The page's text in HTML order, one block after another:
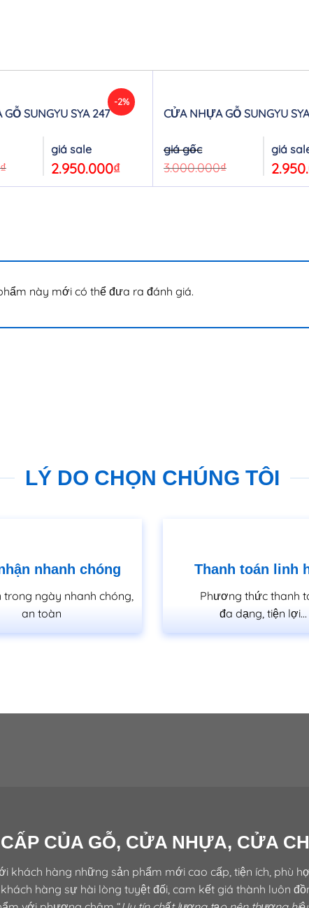
-2%
SUNGYU SYA 247
₫
Original
price
was:
3.000.000₫.
2.950.000₫
price
2.950.000₫.
CỬA NHỰA GỖ SUNGYU
3.000.000₫
Original
price
was:
này mới có thể đưa ra đánh giá.
LÝ DO CHỌN CHÚNG TÔI
nhanh chóng
trong ngày nhanh chóng,
an toàn
Thanh toán linh
Phương thức thanh
đa dạng, tiện lợi…
CỦA GỖ, CỬA NHỰA, CỬA
khách hàng những sản phẩm mới cao cấp, tiện ích, phù
hàng sự hài lòng tuyệt đối, cam kết giá thành luôn